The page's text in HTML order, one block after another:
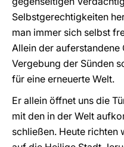
Selbstgerechtigkeiten
man immer sich selbst
Allein der auferstandene
Vergebung der Sünden
für eine erneuerte Welt.
Er allein öffnet uns die
mit den in der Welt
schließen. Heute richten